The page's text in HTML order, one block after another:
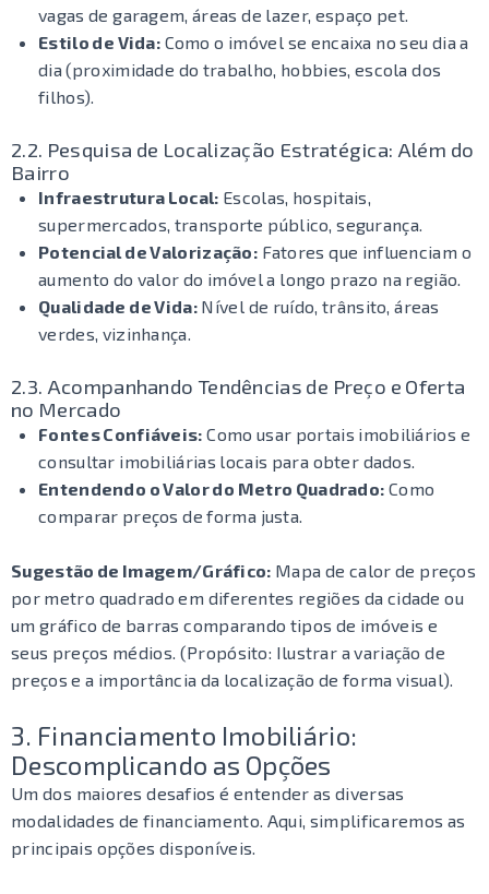
vagas de garagem, áreas de lazer, espaço pet.
Estilo de Vida: Como o imóvel se encaixa no seu dia a
dia (proximidade do trabalho, hobbies, escola dos
filhos).
2.2. Pesquisa de Localização Estratégica: Além do
Bairro
Infraestrutura Local: Escolas, hospitais,
supermercados, transporte público, segurança.
Potencial de Valorização: Fatores que influenciam o
aumento do valor do imóvel a longo prazo na região.
Qualidade de Vida:Nível de ruído, trânsito, áreas
verdes, vizinhança.
2.3. Acompanhando Tendências de Preço e Oferta
no Mercado
Fontes Confiáveis: Como usar portais imobiliários e
consultar imobiliárias locais para obter dados.
Entendendo o Valor do Metro Quadrado: Como
comparar preços de forma justa.
Sugestão de Imagem/Gráfico: Mapa de calor de preços
por metro quadrado em diferentes regiões da cidade ou
um gráfico de barras comparando tipos de imóveis e
seus preços médios. (Propósito: Ilustrar a variação de
preços e a importância da localização de forma visual).
3. Financiamento Imobiliário:
Descomplicando as Opções
Um dos maiores desafios é entender as diversas
modalidades de financiamento. Aqui, simplificaremos as
principais opções disponíveis.